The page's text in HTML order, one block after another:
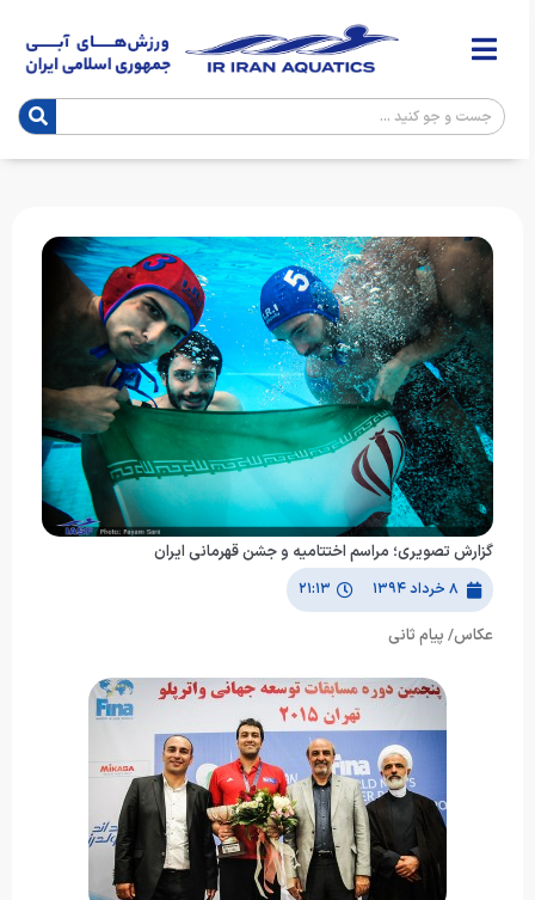
گزارش تصویری؛ مراسم اختتامیه و جشن قهرمانی ایران
۸ خرداد ۱۳۹۴ ۲۱:۱۳
عکاس/ پیام ثانی